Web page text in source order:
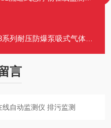
爆泵吸式气体监测仪 固定式气体检测部
言